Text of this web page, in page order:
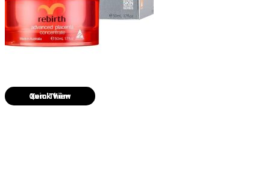
Quick View